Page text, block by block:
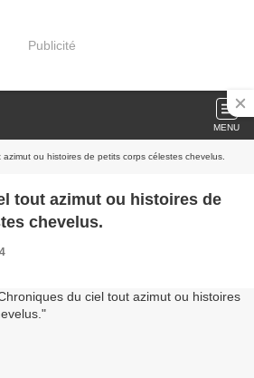
Publicité
MENU
ou histoires de petits corps célestes chevelus.
tout azimut ou histoires de
chevelus.